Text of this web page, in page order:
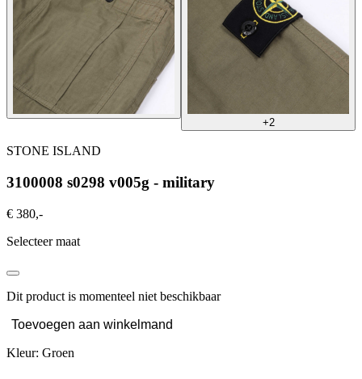
+2
STONE ISLAND
3100008 s0298 v005g - military
€ 380,-
Selecteer maat
Dit product is momenteel niet beschikbaar
Toevoegen aan winkelmand
Kleur: Groen